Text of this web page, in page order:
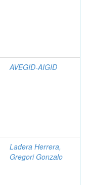
AVEGID-AIGID
Ladera Herrera,
Gregori Gonzalo